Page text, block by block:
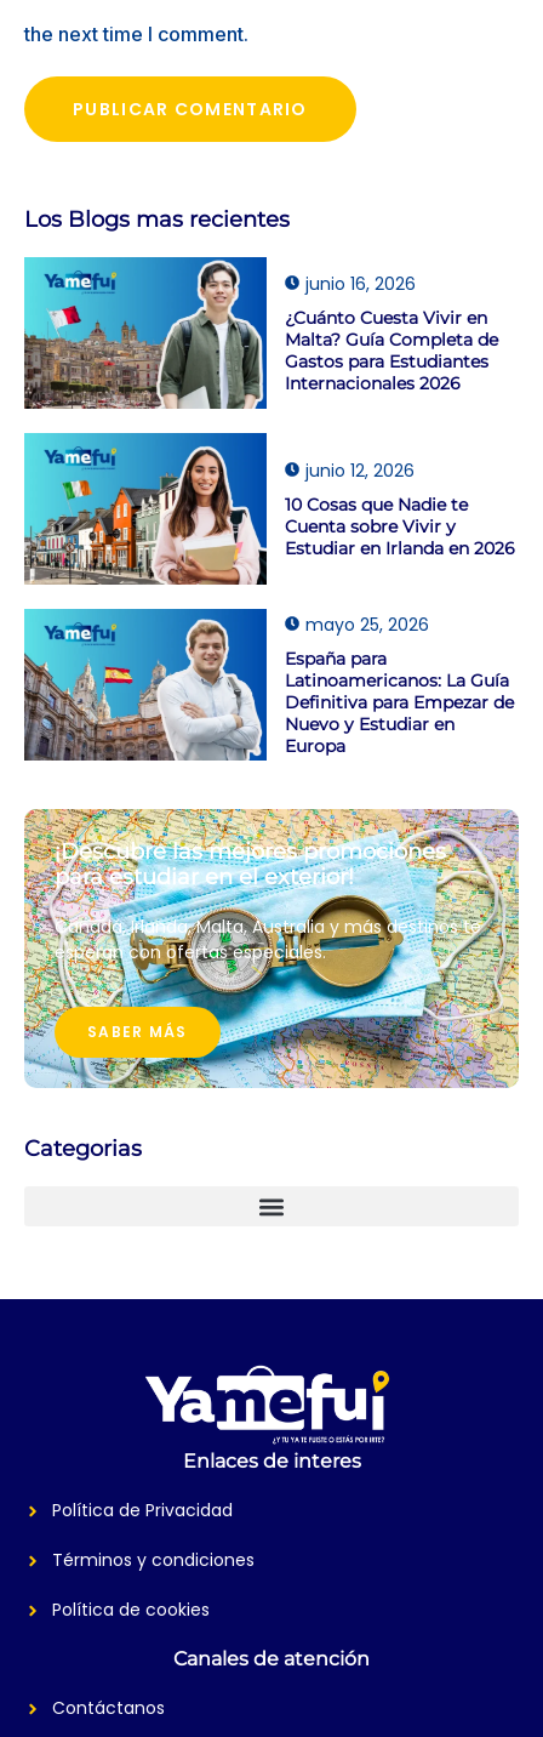
the next time I comment.
Los Blogs mas recientes
junio 16, 2026
¿Cuánto Cuesta Vivir en
Malta? Guía Completa de
Gastos para Estudiantes
Internacionales 2026
junio 12, 2026
10 Cosas que Nadie te
Cuenta sobre Vivir y
Estudiar en Irlanda en 2026
mayo 25, 2026
España para
Latinoamericanos: La Guía
Definitiva para Empezar de
Nuevo y Estudiar en
Europa
¡Descubre las mejores promociones
para estudiar en el exterior!
Canadá, Irlanda, Malta, Australia y más destinos te
esperan con ofertas especiales.
SABER MÁS
Categorias
Enlaces de interes
Política de Privacidad
Términos y condiciones
Política de cookies
Canales de atención
Contáctanos